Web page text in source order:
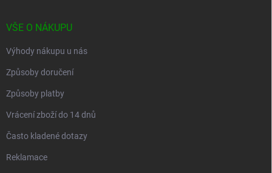
VŠE O NÁKUPU
Výhody nákupu u nás
Způsoby doručení
Způsoby platby
Vrácení zboží do 14 dnů
Často kladené dotazy
Reklamace